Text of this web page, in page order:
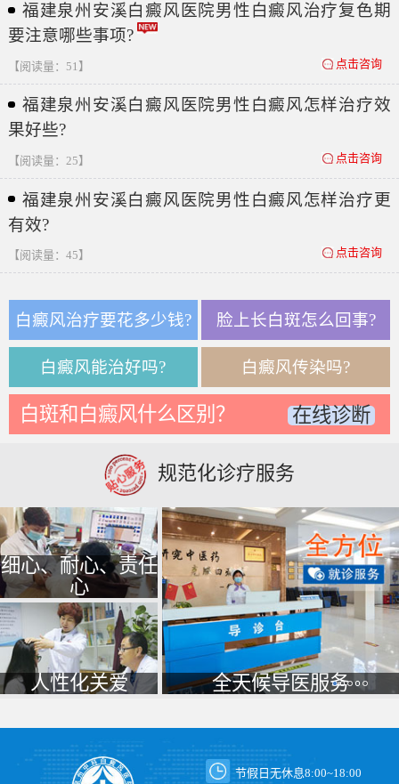
福建泉州安溪白癜风医院男性白癜风治疗复色期
要注意哪些事项?
【阅读量：51】 点击咨询
福建泉州安溪白癜风医院男性白癜风怎样治疗效
果好些?
【阅读量：25】 点击咨询
福建泉州安溪白癜风医院男性白癜风怎样治疗更
有效?
【阅读量：45】 点击咨询
白癜风治疗要花多少钱? 脸上长白斑怎么回事?
白癜风能治好吗? 白癜风传染吗?
白斑和白癜风什么区别？ 在线诊断
规范化诊疗服务
细心、耐心、责任
心
人性化关爱 全天候导医服务
节假日无休息8:00~18:00